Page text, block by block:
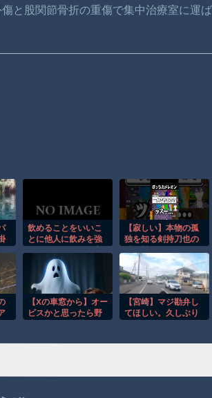
と股関節骨折の重傷で集中治療室に運
飲めることをいいこ
とに他人に飲みを強
っても「飲んでから
言って？（ﾆﾔﾆﾔ」と
ほざく困った君。あ
る日そんな彼に天罰
がｗｗ
【寂しい】本物の孤
独を知る剣持刀也の
名のエンターテイン
メント
【Xの車窓から】オー
ビスかと思ったら野
【宮崎】マジ勘弁し
てほしい。久しぶり